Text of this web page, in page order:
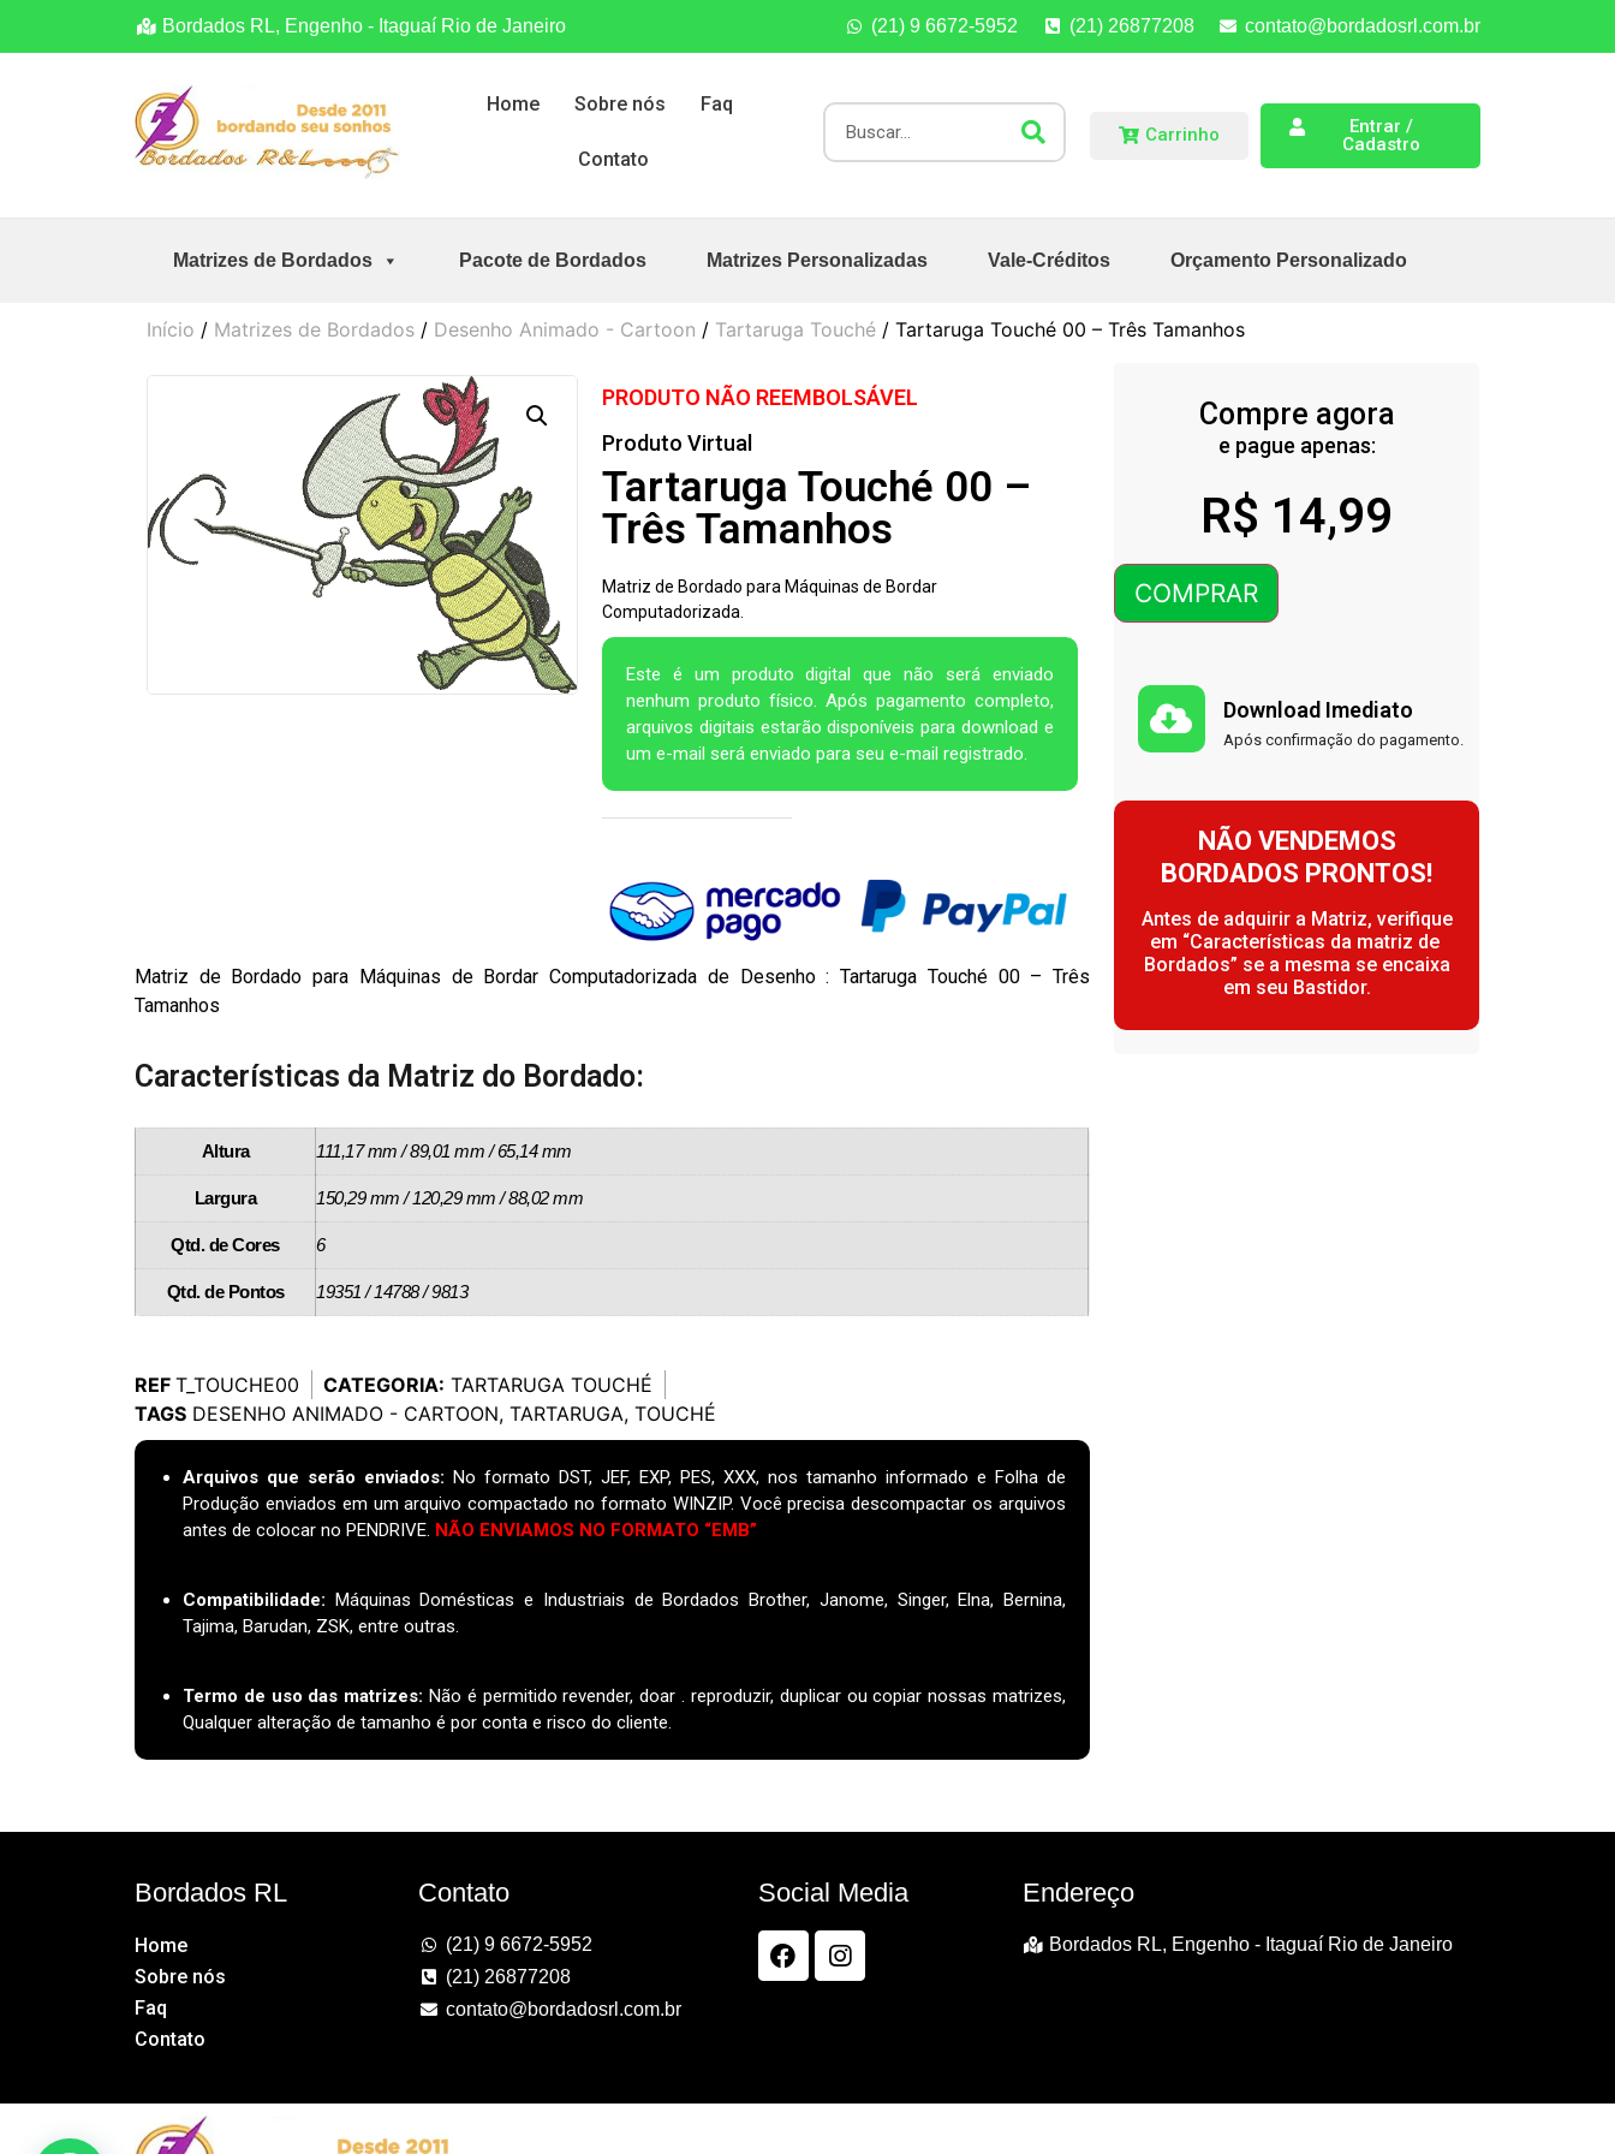
Bordados RL, Engenho - Itaguaí Rio de Janeiro (21) 9 6672-5952 (21) 26877208 contato@bordadosrl.com.br
Home Sobre nós Faq
Contato
Carrinho
Entrar /
Cadastro
Matrizes de Bordados Pacote de Bordados Matrizes Personalizadas Vale-Créditos Orçamento Personalizado
Início / Matrizes de Bordados / Desenho Animado - Cartoon / Tartaruga Touché / Tartaruga Touché 00 – Três Tamanhos
PRODUTO NÃO REEMBOLSÁVEL
Produto Virtual
Tartaruga Touché 00 –
Três Tamanhos
Matriz de Bordado para Máquinas de Bordar
Computadorizada.
Este é um produto digital que não será enviado
nenhum produto físico. Após pagamento completo,
arquivos digitais estarão disponíveis para download e
um e-mail será enviado para seu e-mail registrado.
Matriz de Bordado para Máquinas de Bordar Computadorizada de Desenho : Tartaruga Touché 00 – Três
Tamanhos
Características da Matriz do Bordado:
Altura 111,17 mm / 89,01 mm / 65,14 mm
Largura 150,29 mm / 120,29 mm / 88,02 mm
Qtd. de Cores 6
Qtd. de Pontos 19351 / 14788 / 9813
REF T_TOUCHE00 CATEGORIA: TARTARUGA TOUCHÉ
TAGS DESENHO ANIMADO - CARTOON, TARTARUGA, TOUCHÉ
Arquivos que serão enviados: No formato DST, JEF, EXP, PES, XXX, nos tamanho informado e Folha de
Produção enviados em um arquivo compactado no formato WINZIP. Você precisa descompactar os arquivos
antes de colocar no PENDRIVE. NÃO ENVIAMOS NO FORMATO “EMB”
Compatibilidade: Máquinas Domésticas e Industriais de Bordados Brother, Janome, Singer, Elna, Bernina,
Tajima, Barudan, ZSK, entre outras.
Termo de uso das matrizes: Não é permitido revender, doar . reproduzir, duplicar ou copiar nossas matrizes,
Qualquer alteração de tamanho é por conta e risco do cliente.
Compre agora
e pague apenas:
R$ 14,99
COMPRAR
Download Imediato
Após confirmação do pagamento.
NÃO VENDEMOS
BORDADOS PRONTOS!
Antes de adquirir a Matriz, verifique
em “Características da matriz de
Bordados” se a mesma se encaixa
em seu Bastidor.
Bordados RL
Home
Sobre nós
Faq
Contato
Contato
(21) 9 6672-5952
(21) 26877208
contato@bordadosrl.com.br
Social Media Endereço
Bordados RL, Engenho - Itaguaí Rio de Janeiro